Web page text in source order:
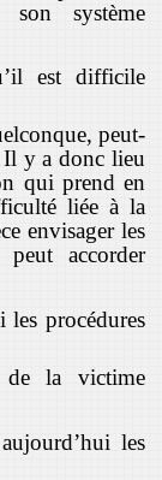
système
est difficile
peut-
Il y a donc lieu
qui prend en
liée à la
envisager les
accorder
les procédures
de la victime
les